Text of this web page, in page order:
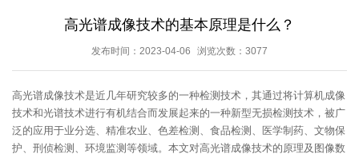
高光谱成像技术的基本原理是什么？
发布时间：2023-04-06 浏览次数：3077
高光谱成像技术是近几年研究较多的一种检测技术，其通过将计算机成像
技术和光谱技术进行有机结合而发展起来的一种新型无损检测技术，被广
泛的应用于业分选、精准农业、色差检测、食品检测、医学制药、文物保
护、刑侦检测、环境监测等领域。本文对高光谱成像技术的原理及图像数